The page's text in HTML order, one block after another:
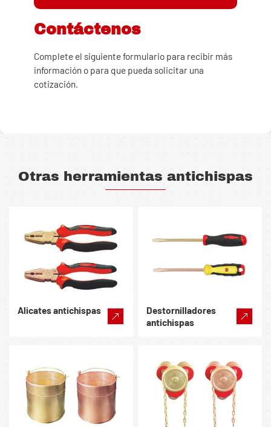
Contáctenos
Complete el siguiente formulario para recibir más
información o para que pueda solicitar una
cotización.
Otras herramientas antichispas
Alicates antichispas
Destornilladores
antichispas